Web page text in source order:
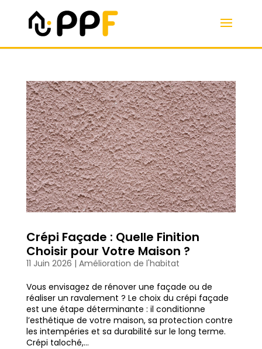
Crépi Façade : Quelle Finition
Choisir pour Votre Maison ?
11 Juin 2026 | Amélioration de l'habitat
Vous envisagez de rénover une façade ou de
réaliser un ravalement ? Le choix du crépi façade
est une étape déterminante : il conditionne
l’esthétique de votre maison, sa protection contre
les intempéries et sa durabilité sur le long terme.
Crépi taloché,...